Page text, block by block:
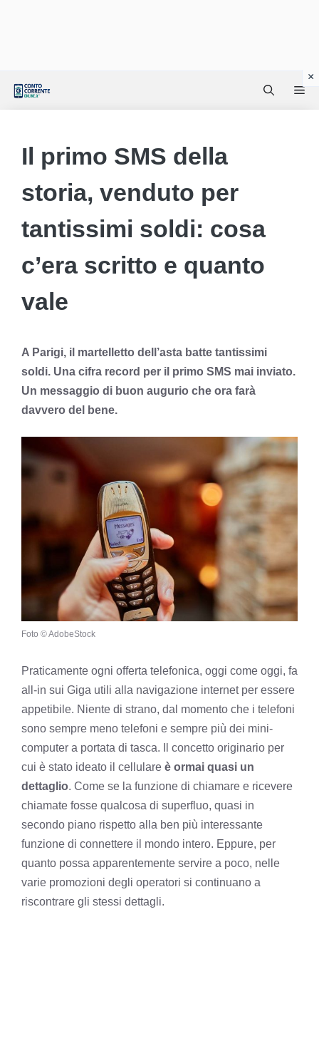
Il primo SMS della
storia, venduto per
tantissimi soldi: cosa
c’era scritto e quanto
vale
A Parigi, il martelletto dell’asta batte tantissimi
soldi. Una cifra record per il primo SMS mai inviato.
Un messaggio di buon augurio che ora farà
davvero del bene.
Foto © AdobeStock
Praticamente ogni offerta telefonica, oggi come oggi, fa
all-in sui Giga utili alla navigazione internet per essere
appetibile. Niente di strano, dal momento che i telefoni
sono sempre meno telefoni e sempre più dei mini-
computer a portata di tasca. Il concetto originario per
cui è stato ideato il cellulare è ormai quasi un
dettaglio. Come se la funzione di chiamare e ricevere
chiamate fosse qualcosa di superfluo, quasi in
secondo piano rispetto alla ben più interessante
funzione di connettere il mondo intero. Eppure, per
quanto possa apparentemente servire a poco, nelle
varie promozioni degli operatori si continuano a
riscontrare gli stessi dettagli.